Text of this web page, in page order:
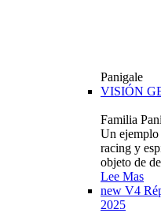
Panigale
VISIÓN
Familia
Un
racing y
objeto de
Lee Mas
new V4
2025